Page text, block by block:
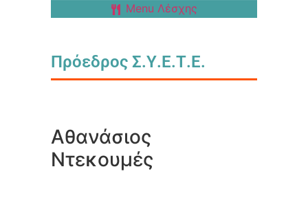
Menu Λέσχης
Πρόεδρος Σ.Υ.Ε.Τ.Ε.
Αθανάσιος
Ντεκουμές